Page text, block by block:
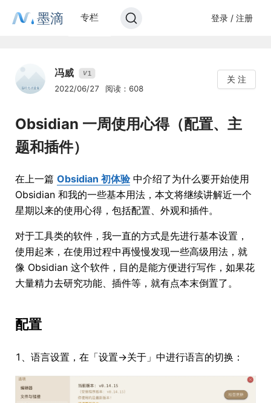
墨滴 专栏 登录 / 注册
冯威 V1
2022/06/27 阅读：608
关 注
Obsidian 一周使用心得（配置、主
题和插件）
在上一篇 Obsidian 初体验中介绍了为什么要开始使用
Obsidian 和我的一些基本用法，本文将继续讲解近一个
星期以来的使用心得，包括配置、外观和插件。
对于工具类的软件，我一直的方式是先进行基本设置，
使用起来，在使用过程中再慢慢发现一些高级用法，就
像 Obsidian 这个软件，目的是能方便进行写作，如果花
大量精力去研究功能、插件等，就有点本末倒置了。
配置
1、语言设置，在「设置->关于」中进行语言的切换：